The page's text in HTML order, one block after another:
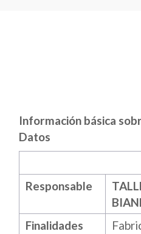
Información básica
Datos
Responsable
Finalidades